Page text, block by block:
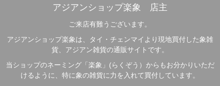
アジアンショップ楽象 店主
ご来店有難うございます。
アジアンショップ楽象は、タイ・チェンマイより現地買付した象雑
貨、アジアン雑貨の通販サイトです。
当ショップのネーミング「楽象」(らくぞう）からもお分かりいただ
けるように、特に象の雑貨に力を入れて買付しています。